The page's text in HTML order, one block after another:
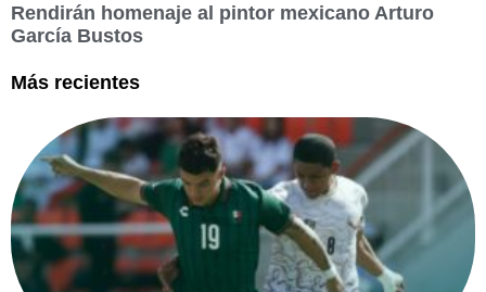
Rendirán homenaje al pintor mexicano Arturo
García Bustos
Más recientes